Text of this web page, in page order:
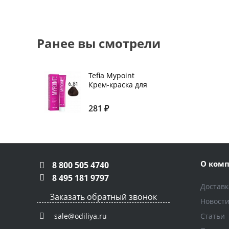
Ранее вы смотрели
Tefia Mypoint
Крем-краска для
Тёмный блондин
коричнево-
281 ₽
8 800 505 4740
8 495 181 9797
Заказать обратный звонок
sale@odiliya.ru
О
Новости
Статьи